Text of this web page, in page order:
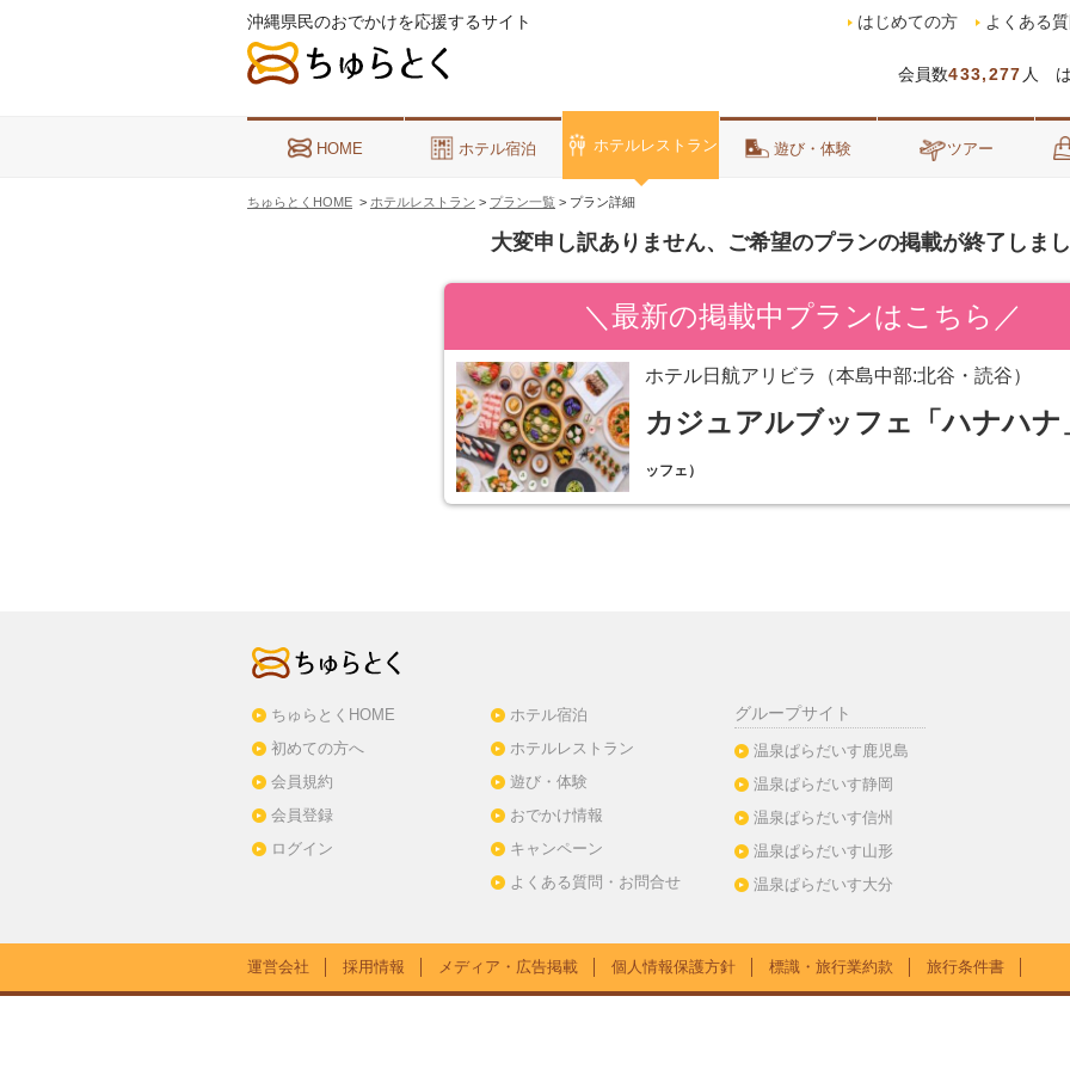
沖縄県民のおでかけを応援するサイト
会員数433,277 人 は
はじめての方 よくある
HOME ホテル宿泊 ホテルレストラン 遊び・体験 ツアー
ちゅらとくHOME > ホテルレストラン > プラン一覧 > プラン詳細
大変申し訳ありません、ご希望のプランの掲載が終了しまし
＼最新の掲載中プランはこちら／
ホテル日航アリビラ（本島中部:北谷・読谷）
カジュアルブッフェ「ハナハナ
ッフェ）
ちゅらとくHOME
初めての方へ
会員規約
会員登録
ログイン
ホテル宿泊
ホテルレストラン
遊び・体験
おでかけ情報
キャンペーン
よくある質問・お問合せ
グループサイト
温泉ぱらだいす鹿児島
温泉ぱらだいす静岡
温泉ぱらだいす信州
温泉ぱらだいす山形
温泉ぱらだいす大分
運営会社 採用情報 メディア・広告掲載 個人情報保護方針 標識・旅行業約款 旅行条件書